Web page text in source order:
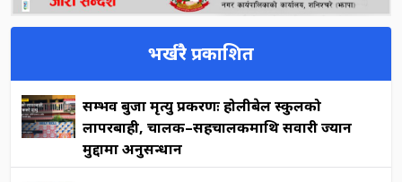
भर्खरै प्रकाशित
सम्भव बुर्जा मृत्यु प्रकरणः होलीबेल स्कुलको
लापरबाही, चालक–सहचालकमाथि सवारी ज्यान
मुद्दामा अनुसन्धान